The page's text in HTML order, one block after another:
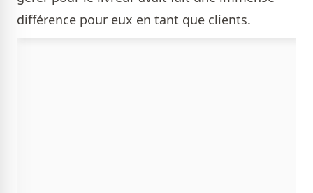
différence pour eux en tant que clients.